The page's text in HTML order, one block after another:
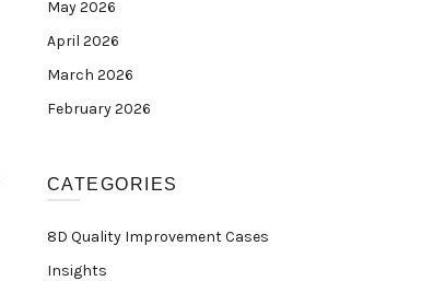
May 2026
April 2026
March 2026
February 2026
CATEGORIES
8D Quality Improvement Cases
Insights